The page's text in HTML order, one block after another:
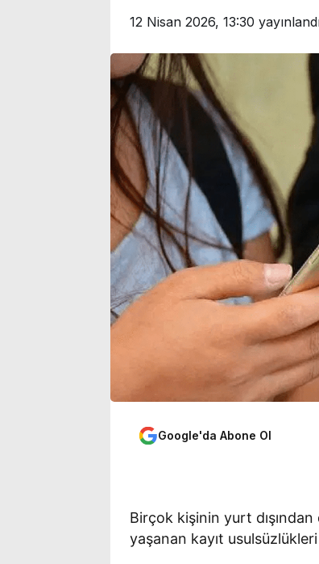
12 Nisan 2026, 13:30
Google'da Abone Ol
Birçok kişinin yurt
yaşanan kayıt
komedi, dram ve
Bu hafta
6 yeni film
Uzmanı